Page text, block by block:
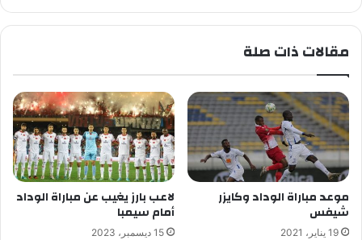
مقالات ذات صلة
موعد مباراة الوداد وكايزر
شيفس
19 يناير، 2021
لاعب بارز يغيب عن مباراة الوداد
أمام سيمبا
15 ديسمبر، 2023